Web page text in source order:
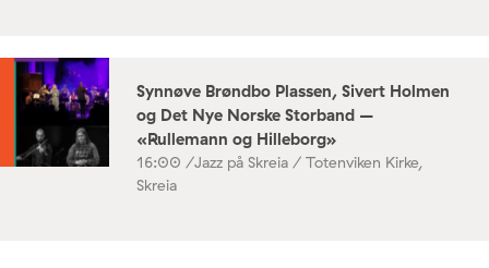
Synnøve Brøndbo Plassen, Sivert Holmen
og Det Nye Norske Storband –
«Rullemann og Hilleborg»
16:00 /Jazz på Skreia / Totenviken Kirke,
Skreia